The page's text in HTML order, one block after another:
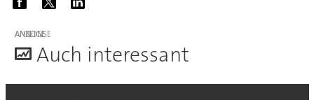
ANZEIGE
Auch interessant